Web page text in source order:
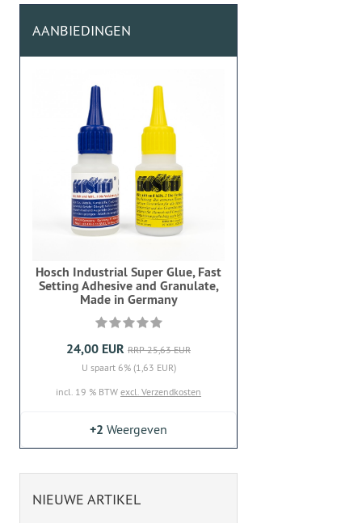
AANBIEDINGEN
Hosch Industrial Super Glue, Fast
Setting Adhesive and Granulate,
Made in Germany
24,00 EUR RRP 25,63 EUR
U spaart 6% (1,63 EUR)
incl. 19 % BTW excl. Verzendkosten
+2 Weergeven
NIEUWE ARTIKEL